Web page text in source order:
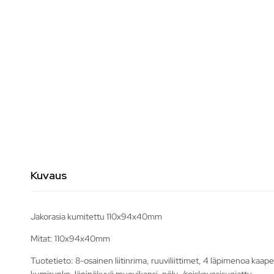
Kuvaus
Jakorasia kumitettu 110x94x40mm
Mitat: 110x94x40mm
Tuotetieto: 8-osainen liitinrima, ruuviliittimet, 4 läpimenoa